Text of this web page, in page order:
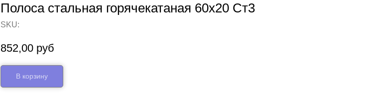
Полоса стальная горячекатаная 60х20 Ст3
SKU:
852,00 руб
В корзину